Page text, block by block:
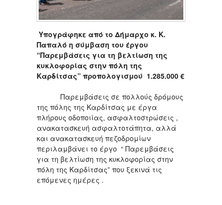
Υπογράφηκε από το Δήμαρχο κ. Κ.
Παπαλό η σύμβαση του έργου
“Παρεμβάσεις για τη βελτίωση της
κυκλοφορίας στην πόλη της
Καρδίτσας” προπολογισμού 1.285.000 €
Παρεμβάσεις σε πολλούς δρόμους
της πόλης της Καρδίτσας με έργα
πλήρους οδοποιίας, ασφαλτοστρώσεις ,
ανακατασκευή ασφαλτοτάπητα, αλλά
και ανακατασκευή πεζοδρομίων
περιλαμβάνει το έργο “ Παρεμβάσεις
για τη βελτίωση της κυκλοφορίας στην
πόλη της Καρδίτσας” που ξεκινά τις
επόμενες ημέρες .